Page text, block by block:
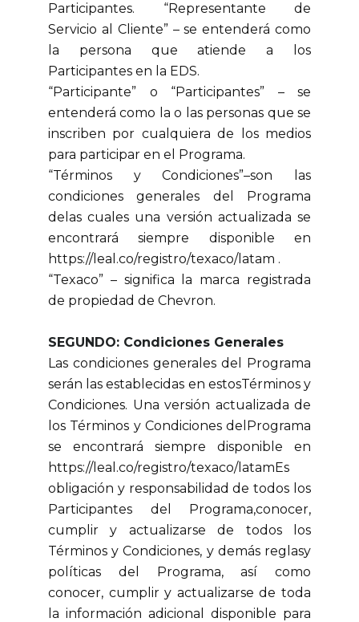
Participantes. “Representante de
Servicio al Cliente” – se entenderá como
la persona que atiende a los
Participantes en la EDS.
“Participante” o “Participantes” – se
entenderá como la o las personas que se
inscriben por cualquiera de los medios
para participar en el Programa.
“Términos y Condiciones”–son las
condiciones generales del Programa
delas cuales una versión actualizada se
encontrará siempre disponible en
https://leal.co/registro/texaco/latam .
“Texaco” – significa la marca registrada
de propiedad de Chevron.
SEGUNDO: Condiciones Generales
Las condiciones generales del Programa
serán las establecidas en estosTérminos y
Condiciones. Una versión actualizada de
los Términos y Condiciones delPrograma
se encontrará siempre disponible en
https://leal.co/registro/texaco/latamEs
obligación y responsabilidad de todos los
Participantes del Programa,conocer,
cumplir y actualizarse de todos los
Términos y Condiciones, y demás reglasy
políticas del Programa, así como
conocer, cumplir y actualizarse de toda
la información adicional disponible para